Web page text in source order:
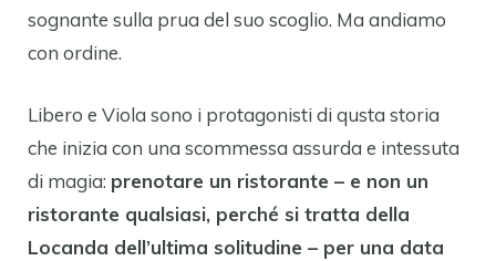
sognante sulla prua del suo scoglio. Ma andiamo
con ordine.
Libero e Viola sono i protagonisti di qusta storia
che inizia con una scommessa assurda e intessuta
di magia: prenotare un ristorante – e non un
ristorante qualsiasi, perché si tratta della
Locanda dell’ultima solitudine – per una data